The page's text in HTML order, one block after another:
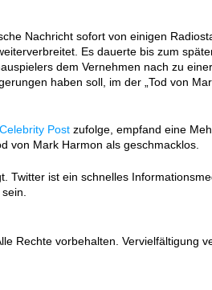
Nachricht sofort von einigen
Es dauerte bis zum
dem Vernehmen nach zu
haben soll, im der „Tod von
Celebrity Post zufolge, empfand eine
von Mark Harmon als geschmacklos.
Twitter ist ein schnelles
Rechte vorbehalten. Vervielfältigung